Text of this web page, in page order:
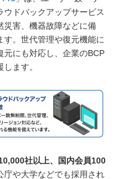
ドバックアップサービス
災害、機器故障などに備
す。世代管理や復元機能に
元にも対応し、企業のBCP
ます。
社以上、国内会員100
庁や大学などでも採用され